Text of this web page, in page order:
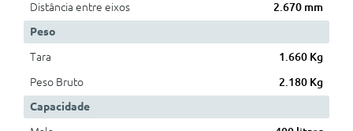
Distância entre eixos
2.670 mm
Peso
Tara
1.660 Kg
Peso Bruto
2.180 Kg
Capacidade